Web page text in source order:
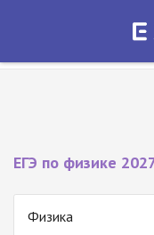
Экзамер
ЕГЭ по физике
Физика